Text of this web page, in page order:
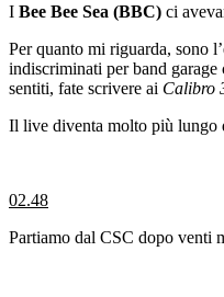
I Bee Bee Sea (BBC) ci
Per quanto mi riguarda, sono
indiscriminati per band
sentiti, fate scrivere ai Calibro
Il live diventa molto più lungo
02.48
Partiamo dal CSC dopo venti